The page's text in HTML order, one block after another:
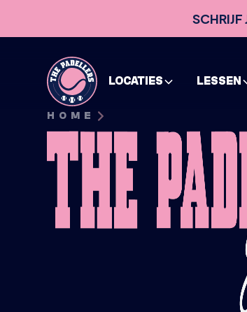
SCHRIJF
LOCATIES LESSEN
HOME